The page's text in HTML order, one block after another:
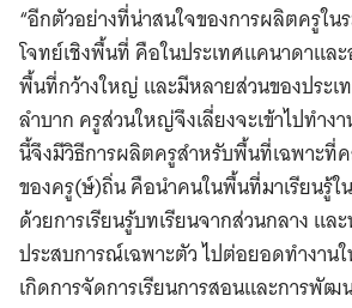
“อีกตัวอย่างที่น่าสนใจของการผลิตครูใ
โจทย์เชิงพื้นที่ คือในประเทศแคนาดาและ
พื้นที่กว้างใหญ่ และมีหลายส่วนของประเ
ลำบาก ครูส่วนใหญ่จึงเลี่ยงจะเข้าไปทำง
นี้จึงมีวิธีการผลิตครูสำหรับพื้นที่เฉพาะที่
ของครู(ษ์)ถิ่น คือนำคนในพื้นที่มาเรียนรู้
ด้วยการเรียนรู้บทเรียนจากส่วนกลาง แล
ประสบการณ์เฉพาะตัว ไปต่อยอดทำงาน
เกิดการจัดการเรียนการสอนและการพัฒ